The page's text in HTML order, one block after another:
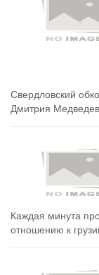
Свердловский
Дмитрия
Каждая минута
отношению к